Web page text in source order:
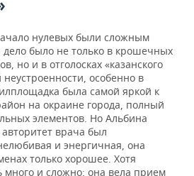
нулевых были сложным
было не только в крошечных
но и в отголосках «казанского
особенно в
была самой яркой к
на окраине города, полный
элементов. Но Альбина
врача был
и энергичная, она
только хорошее. Хотя
много и сложно: она вела прием